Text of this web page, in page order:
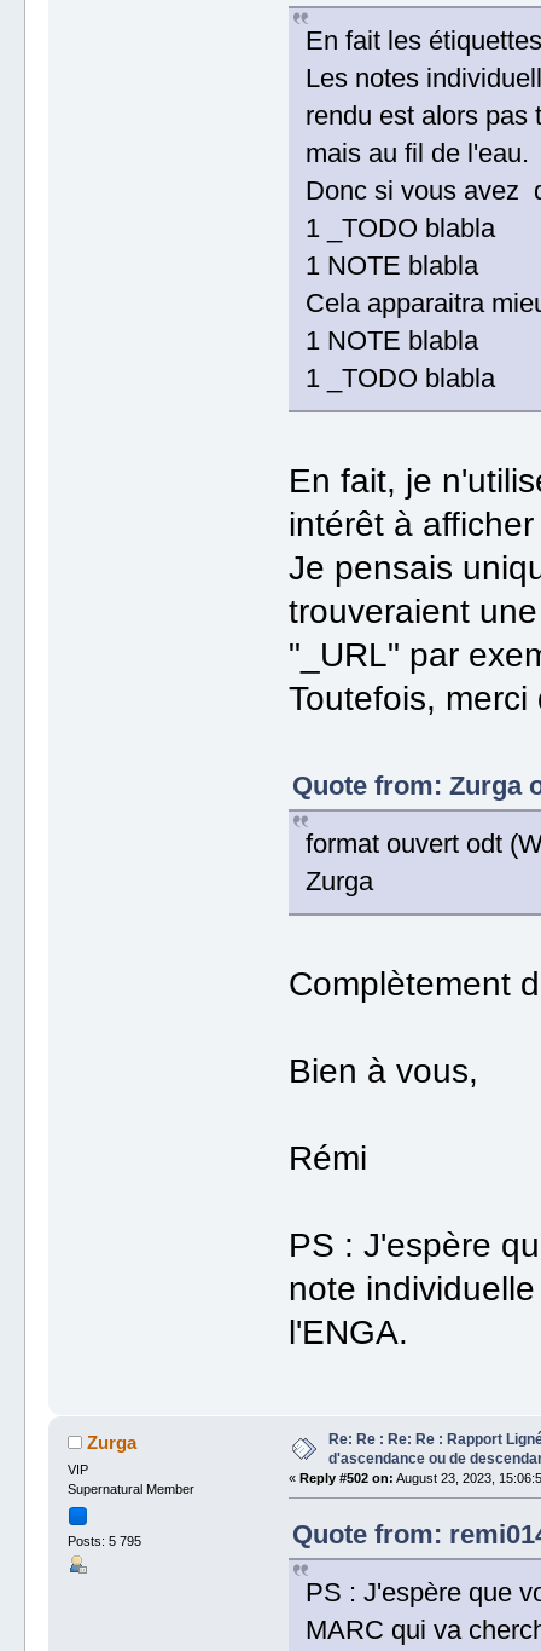
En fait les
Les notes
rendu est alors pas
mais au fil de l'eau.
Donc si vous avez
1 _TODO blabla
1 NOTE blabla
Cela apparaitra
1 NOTE blabla
1 _TODO blabla
En fait, je
intérêt à
Je pensais
trouveraient
"_URL" par
Toutefois,
Quote from: Zurga
format ouvert odt
Zurga
Complètement
Bien à vous,
Rémi
PS : J'espère
note
l'ENGA.
Zurga
VIP
Supernatural Member
Posts: 5 795
Re: Re : Re: Re : Rapport
d'ascendance ou de
« Reply #502 on: August 23, 2023,
Quote from:
PS : J'espère que
MARC qui va